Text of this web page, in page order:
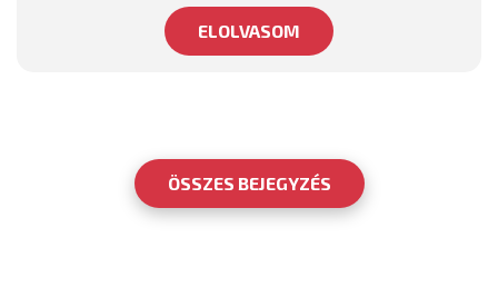
ELOLVASOM
ÖSSZES BEJEGYZÉS